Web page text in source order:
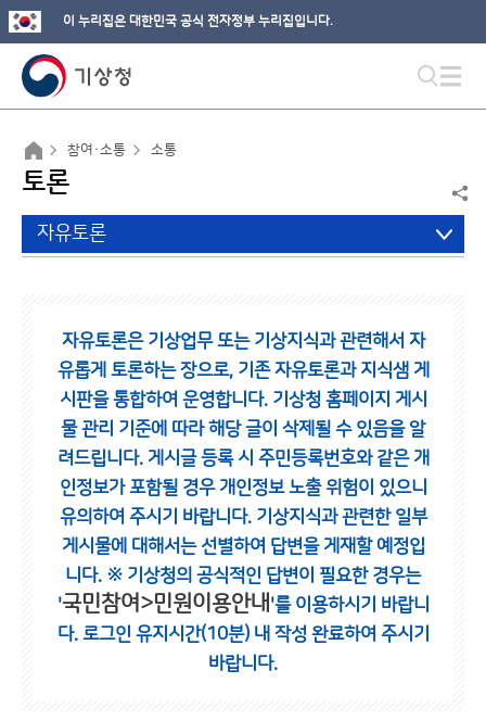
이 누리집은 대한민국 공식 전자정부 누리집입니다.
참여·소통 소통
토론
자유토론
자유토론은 기상업무 또는 기상지식과 관련해서 자
유롭게 토론하는 장으로, 기존 자유토론과 지식샘 게
시판을 통합하여 운영합니다. 기상청 홈페이지 게시
물 관리 기준에 따라 해당 글이 삭제될 수 있음을 알
려드립니다. 게시글 등록 시 주민등록번호와 같은 개
인정보가 포함될 경우 개인정보 노출 위험이 있으니
유의하여 주시기 바랍니다. 기상지식과 관련한 일부
게시물에 대해서는 선별하여 답변을 게재할 예정입
니다. ※ 기상청의 공식적인 답변이 필요한 경우는
'국민참여>민원이용안내 '를 이용하시기 바랍니
다. 로그인 유지시간(10분) 내 작성 완료하여 주시기
바랍니다.